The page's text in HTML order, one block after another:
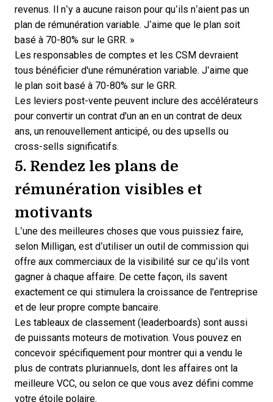
revenus. Il n’y a aucune raison pour qu’ils n’aient pas un
plan de rémunération variable. J’aime que le plan soit
basé à 70-80% sur le GRR. »
Les responsables de comptes et les CSM devraient
tous bénéficier d'une rémunération variable. J’aime que
le plan soit basé à 70-80% sur le GRR.
Les leviers post-vente peuvent inclure des accélérateurs
pour convertir un contrat d'un an en un contrat de deux
ans, un renouvellement anticipé, ou des upsells ou
cross-sells significatifs.
5. Rendez les plans de
rémunération visibles et
motivants
L’une des meilleures choses que vous puissiez faire,
selon Milligan, est d’utiliser un outil de commission qui
offre aux commerciaux de la visibilité sur ce qu’ils vont
gagner à chaque affaire. De cette façon, ils savent
exactement ce qui stimulera la croissance de l'entreprise
et de leur propre compte bancaire.
Les tableaux de classement (leaderboards) sont aussi
de puissants moteurs de motivation. Vous pouvez en
concevoir spécifiquement pour montrer qui a vendu le
plus de contrats pluriannuels, dont les affaires ont la
meilleure VCC, ou selon ce que vous avez défini comme
votre étoile polaire.